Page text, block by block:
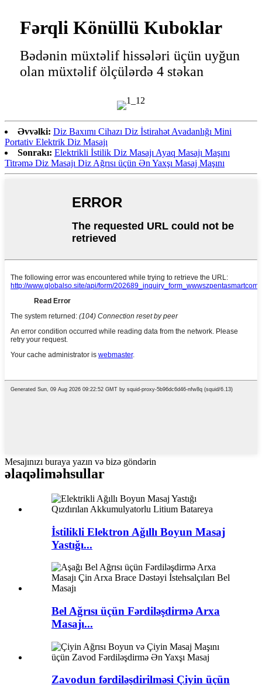
Fərqli Könüllü Kuboklar
Bədənin müxtəlif hissələri üçün uyğun
olan müxtəlif ölçülərdə 4 stəkan
Əvvəlki: Diz Baxımı Cihazı Diz İstirahət Avadanlığı Mini
Portativ Elektrik Diz Masajı
Sonrakı: Elektrikli İstilik Diz Masajı Ayaq Masajı Maşını
Titrəmə Diz Masajı Diz Ağrısı üçün Ən Yaxşı Masaj Maşını
Mesajınızı buraya yazın və bizə göndərin
əlaqəliməhsullar
İstilikli Elektron Ağıllı Boyun Masaj
Yastığı...
Bel Ağrısı üçün Fərdiləşdirmə Arxa
Masajı...
Zavodun fərdiləşdirilməsi Çiyin üçün